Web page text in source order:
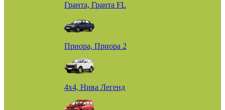
Гранта, Гранта FL
Приора, Приора 2
4х4, Нива Легенд